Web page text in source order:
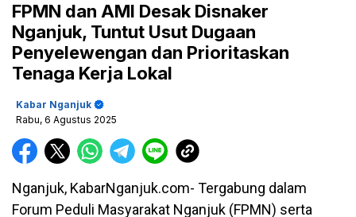
FPMN dan AMI Desak Disnaker
Nganjuk, Tuntut Usut Dugaan
Penyelewengan dan Prioritaskan
Tenaga Kerja Lokal
Kabar Nganjuk
Rabu, 6 Agustus 2025
Nganjuk, KabarNganjuk.com- Tergabung dalam
Forum Peduli Masyarakat Nganjuk (FPMN) serta